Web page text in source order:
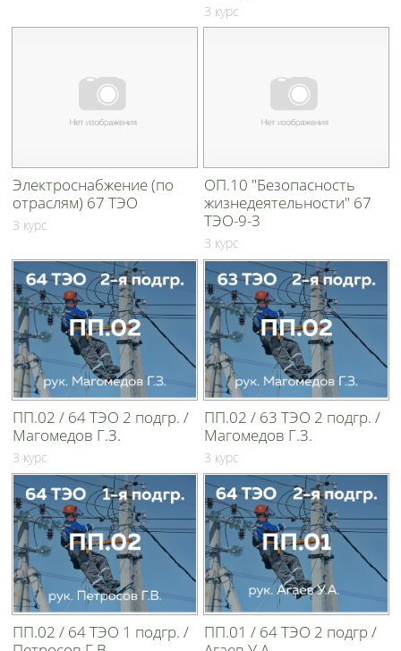
3 курс
Электроснабжение (по
отраслям) 67 ТЭО
3 курс
ОП.10 "Безопасность
жизнедеятельности" 67
ТЭО-9-3
3 курс
ПП.02 / 64 ТЭО 2 подгр. /
Магомедов Г.З.
3 курс
ПП.02 / 63 ТЭО 2 подгр. /
Магомедов Г.З.
3 курс
ПП.02 / 64 ТЭО 1 подгр. /
ПП.01 / 64 ТЭО 2 подгр /